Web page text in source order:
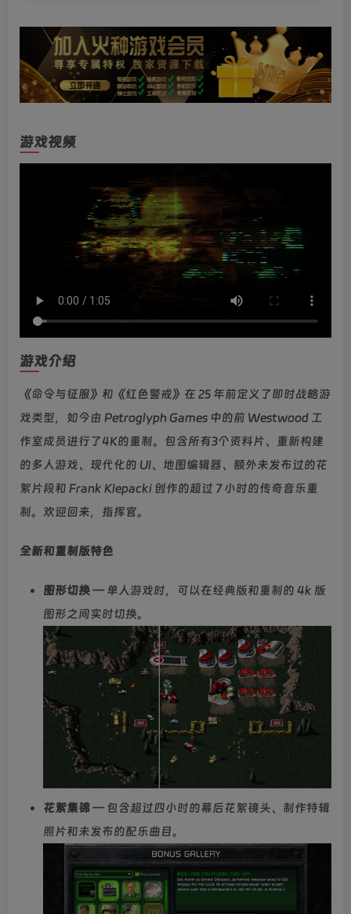
游戏视频
游戏介绍
《命令与征服》和《红色警戒》在 25 年前定义了即时战略游
戏类型，如今由 Petroglyph Games 中的前 Westwood 工
作室成员进行了4K的重制。包含所有3个资料片、重新构建
的多人游戏、现代化的 UI、地图编辑器、额外未发布过的花
絮片段和 Frank Klepacki 创作的超过 7 小时的传奇音乐重
制。欢迎回来，指挥官。
全新和重制版特色
图形切换— 单人游戏时，可以在经典版和重制的 4k 版
图形之间实时切换。
花絮集锦— 包含超过四小时的幕后花絮镜头、制作特辑
照片和未发布的配乐曲目。